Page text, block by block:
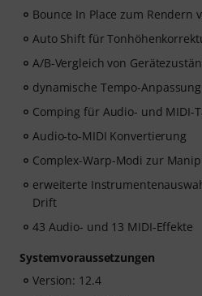
Songwriter – von DAW-
Grundlagen und
TikTok sowie grundlegende
fertige Tracks zu machen.
Bounce In Place zum Rendern
Auto Shift für
A/B-Vergleich von
dynamische Tempo-
Comping für Audio- und MIDI-
Audio-to-MIDI Konvertierung
Complex-Warp-Modi zur
erweiterte
Drift
43 Audio- und 13 MIDI-Effekte
Systemvoraussetzungen
Version: 12.4